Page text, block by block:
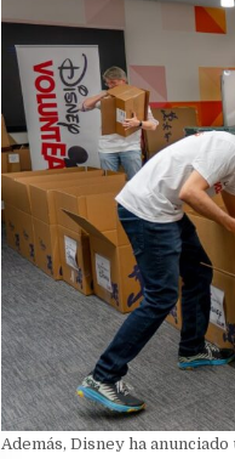
Además, Disney ha